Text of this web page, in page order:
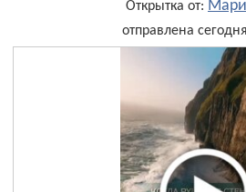
Открытка от:
отправлена